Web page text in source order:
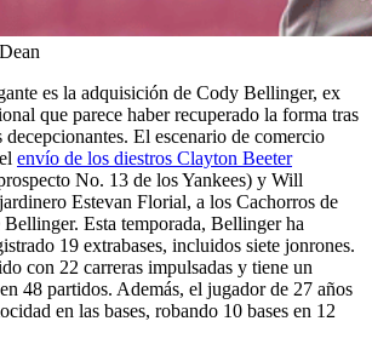
es la adquisición de Cody Bellinger, ex
que parece haber recuperado la forma tras
decepcionantes. El escenario de comercio
envío de los diestros Clayton Beeter
No. 13 de los Yankees) y Will
Estevan Florial, a los Cachorros de
Esta temporada, Bellinger ha
19 extrabases, incluidos siete jonrones.
con 22 carreras impulsadas y tiene un
48 partidos. Además, el jugador de 27 años
en las bases, robando 10 bases en 12